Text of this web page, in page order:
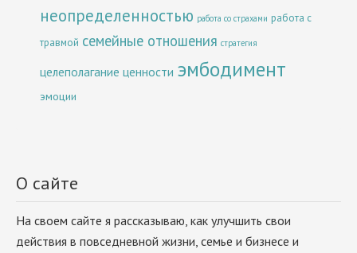
неопределенностью работа со страхами работа с
травмой семейные отношения стратегия
целеполагание ценности эмбодимент
эмоции
О сайте
На своем сайте я рассказываю, как улучшить свои
действия в повседневной жизни, семье и бизнесе и